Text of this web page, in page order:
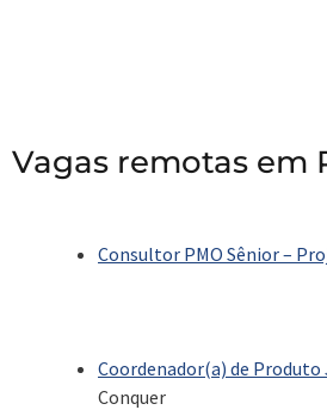
Vagas remotas em
Consultor PMO Sênior –
Coordenador(a) de
Conquer